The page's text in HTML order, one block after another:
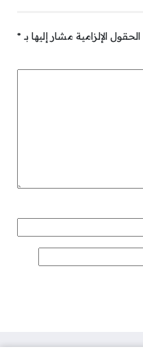
الحقول الإلزامية مشار إليها بـ *